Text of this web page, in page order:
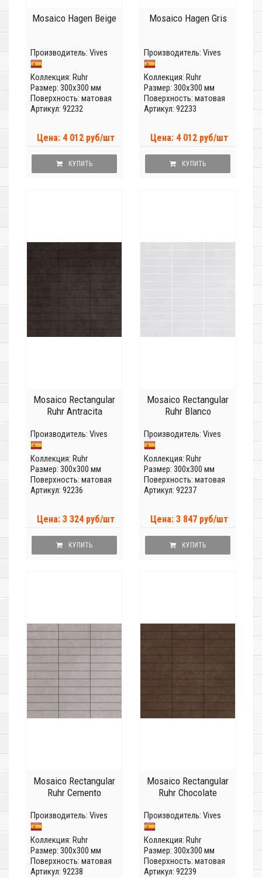
Mosaico Hagen Beige
Производитель: Vives
Коллекция: Ruhr
Размер: 300x300 мм
Поверхность: матовая
Артикул: 92232
Цена: 4 012 руб/шт
КУПИТЬ
Mosaico Hagen Gris
Производитель: Vives
Коллекция: Ruhr
Размер: 300x300 мм
Поверхность: матовая
Артикул: 92233
Цена: 4 012 руб/шт
КУПИТЬ
Mosaico Rectangular
Ruhr Antracita
Производитель: Vives
Коллекция: Ruhr
Размер: 300x300 мм
Поверхность: матовая
Артикул: 92236
Цена: 3 324 руб/шт
КУПИТЬ
Mosaico Rectangular
Ruhr Blanco
Производитель: Vives
Коллекция: Ruhr
Размер: 300x300 мм
Поверхность: матовая
Артикул: 92237
Цена: 3 847 руб/шт
КУПИТЬ
Mosaico Rectangular
Ruhr Cemento
Производитель: Vives
Коллекция: Ruhr
Размер: 300x300 мм
Поверхность: матовая
Артикул: 92238
Mosaico Rectangular
Ruhr Chocolate
Производитель: Vives
Коллекция: Ruhr
Размер: 300x300 мм
Поверхность: матовая
Артикул: 92239